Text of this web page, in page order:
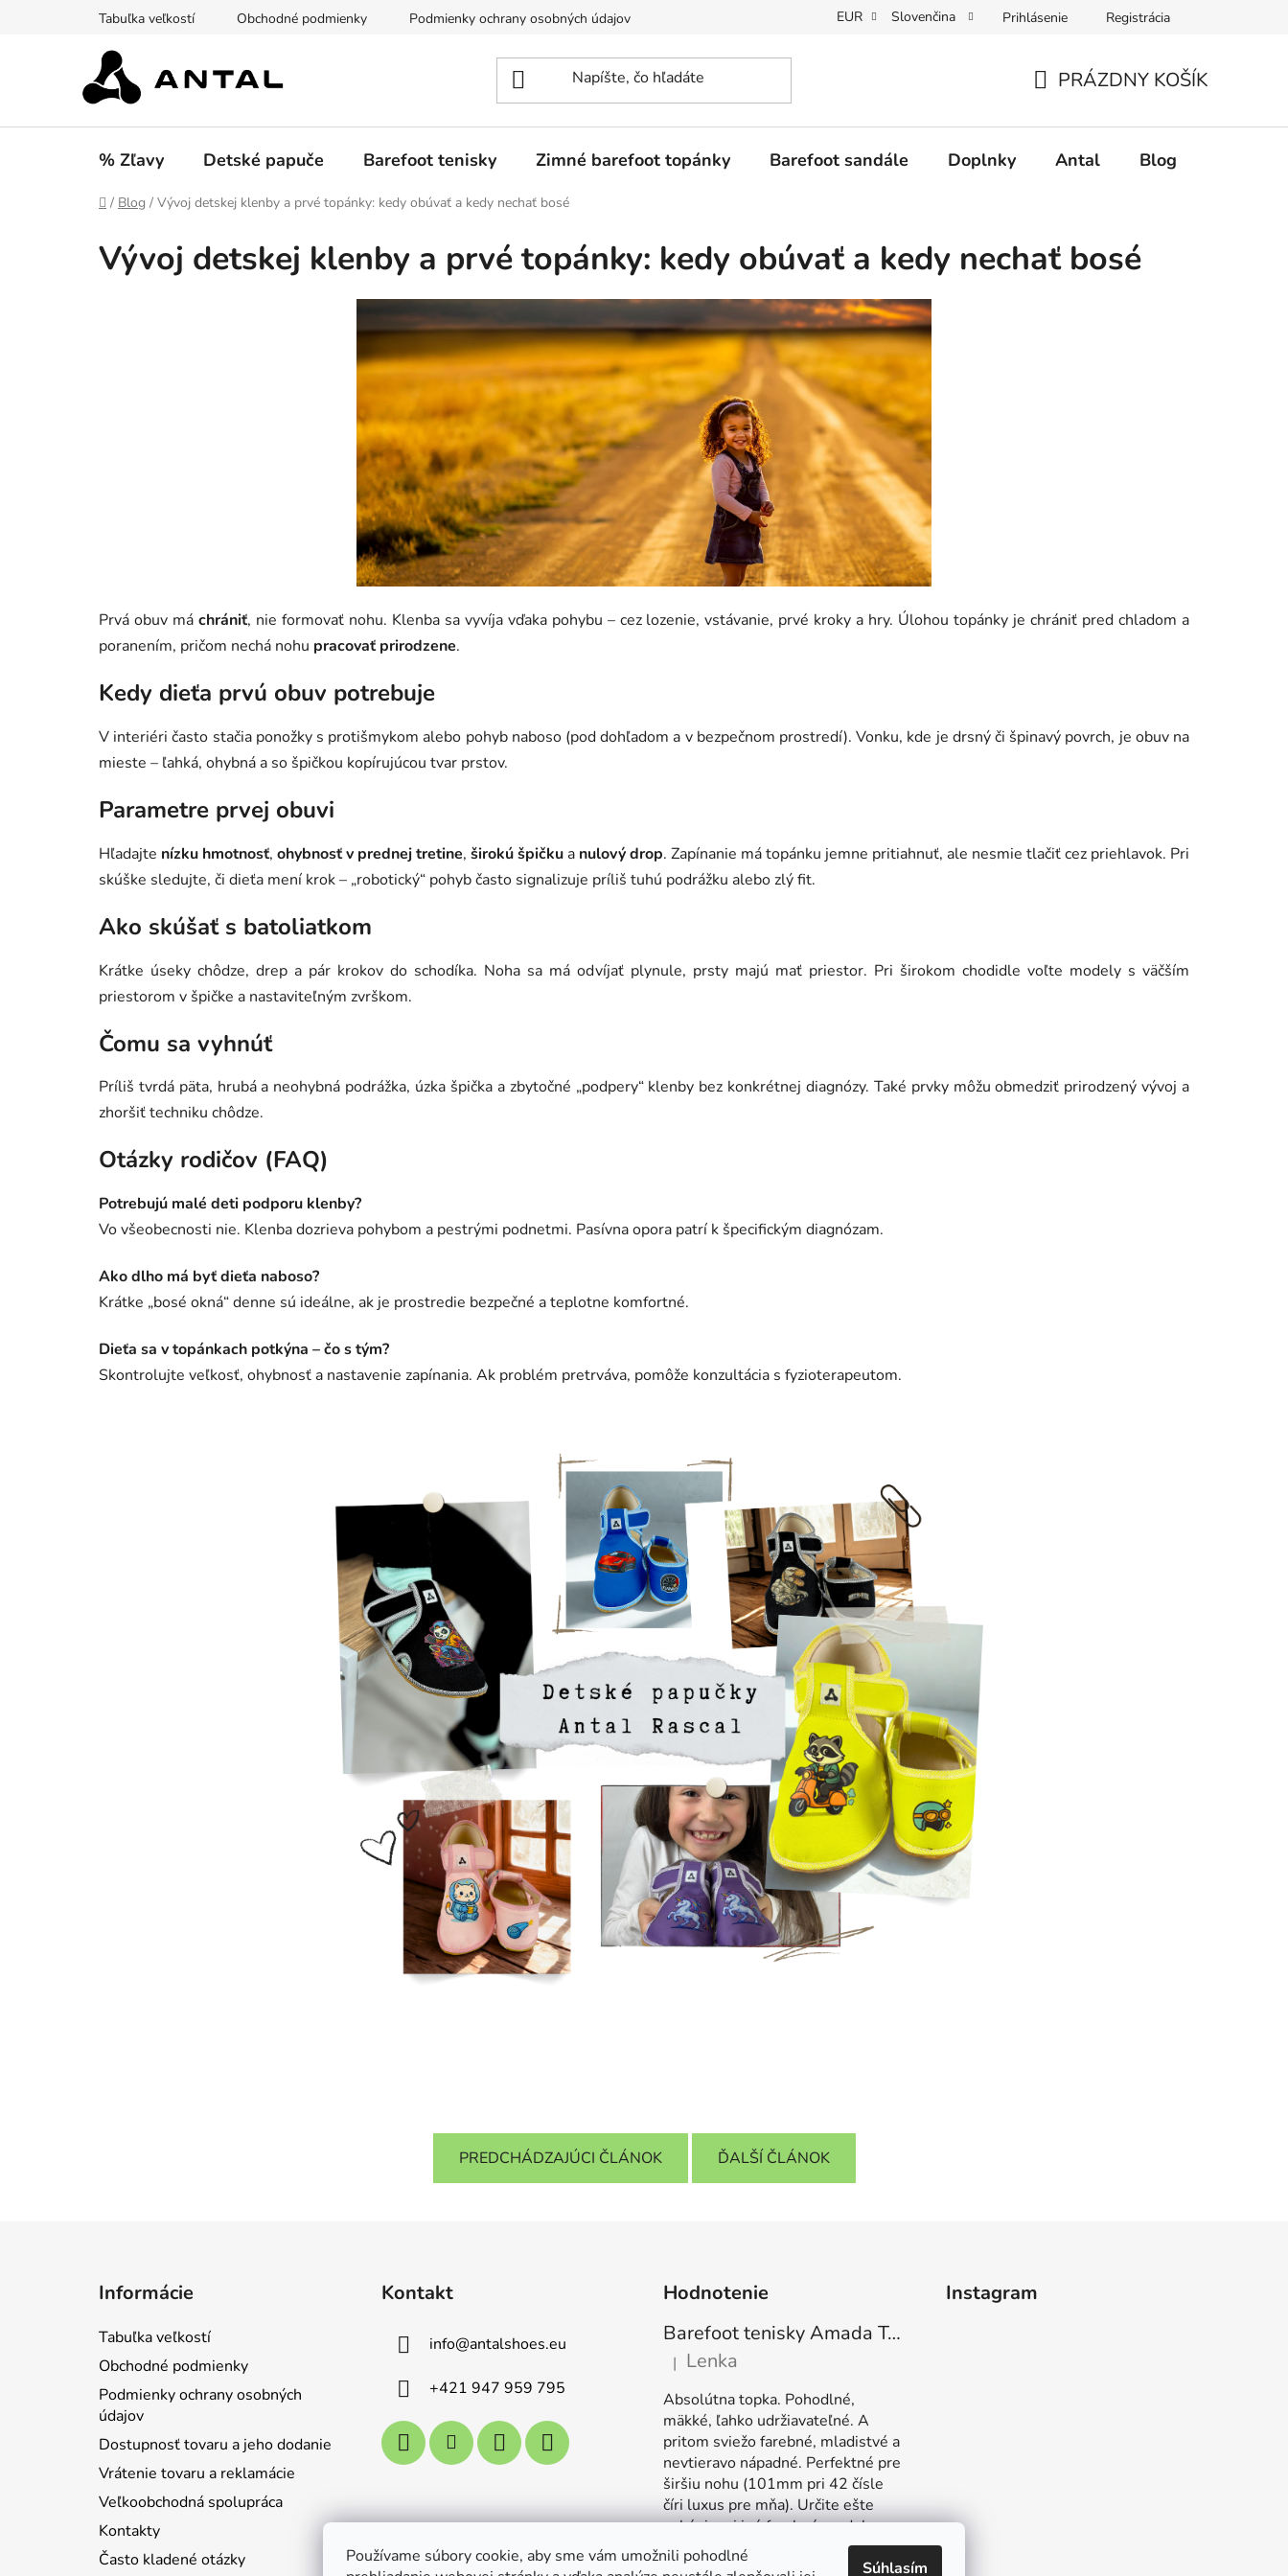
Používame súbory cookie, aby sme vám umožnili pohodlné
Súhlasím
Tabuľka veľkostí Obchodné podmienky Podmienky ochrany osobných údajov Dostupnosť tovaru a jeho dodanie Vrátenie tovaru a reklamácie Veľkoobchodná spolupráca
EUR Slovenčina Prihlásenie Registrácia
KOŠÍK
PRÁZDNY KOŠÍK
% Zľavy Detské papuče Barefoot tenisky Zimné barefoot topánky Barefoot sandále Doplnky Antal Blog
Domov
/ Blog / Vývoj detskej klenby a prvé topánky: kedy obúvať a kedy nechať bosé
Vývoj detskej klenby a prvé topánky: kedy obúvať a kedy nechať bosé
Prvá obuv má chrániť, nie formovať nohu. Klenba sa vyvíja vďaka pohybu – cez lozenie, vstávanie, prvé kroky a hry. Úlohou topánky je chrániť pred chladom a
poranením, pričom nechá nohu pracovať prirodzene.
Kedy dieťa prvú obuv potrebuje
V interiéri často stačia ponožky s protišmykom alebo pohyb naboso (pod dohľadom a v bezpečnom prostredí). Vonku, kde je drsný či špinavý povrch, je obuv na
mieste – ľahká, ohybná a so špičkou kopírujúcou tvar prstov.
Parametre prvej obuvi
Hľadajte nízku hmotnosť, ohybnosť v prednej tretine, širokú špičku a nulový drop. Zapínanie má topánku jemne pritiahnuť, ale nesmie tlačiť cez priehlavok. Pri
skúške sledujte, či dieťa mení krok – „robotický“ pohyb často signalizuje príliš tuhú podrážku alebo zlý fit.
Ako skúšať s batoliatkom
Krátke úseky chôdze, drep a pár krokov do schodíka. Noha sa má odvíjať plynule, prsty majú mať priestor. Pri širokom chodidle voľte modely s väčším
priestorom v špičke a nastaviteľným zvrškom.
Čomu sa vyhnúť
Príliš tvrdá päta, hrubá a neohybná podrážka, úzka špička a zbytočné „podpery“ klenby bez konkrétnej diagnózy. Také prvky môžu obmedziť prirodzený vývoj a
zhoršiť techniku chôdze.
Otázky rodičov (FAQ)
Potrebujú malé deti podporu klenby?
Vo všeobecnosti nie. Klenba dozrieva pohybom a pestrými podnetmi. Pasívna opora patrí k špecifickým diagnózam.
Ako dlho má byť dieťa naboso?
Krátke „bosé okná“ denne sú ideálne, ak je prostredie bezpečné a teplotne komfortné.
Dieťa sa v topánkach potkýna – čo s tým?
Skontrolujte veľkosť, ohybnosť a nastavenie zapínania. Ak problém pretrváva, pomôže konzultácia s fyzioterapeutom.
PREDCHÁDZAJÚCI ČLÁNOK ĎALŠÍ ČLÁNOK
Informácie
Tabuľka veľkostí
Obchodné podmienky
Podmienky ochrany osobných
údajov
Dostupnosť tovaru a jeho dodanie
Vrátenie tovaru a reklamácie
Veľkoobchodná spolupráca
Kontakty
Často kladené otázky
Kontakt
info@antalshoes.eu
+421 947 959 795
Hodnotenie
Barefoot tenisky Amada Tea green
Hodnotenie produktu je 5 z 5 hviezdičiek.
| Lenka
Absolútna topka. Pohodlné,
mäkké, ľahko udržiavateľné. A
pritom sviežo farebné, mladistvé a
nevtieravo nápadné. Perfektné pre
širšiu nohu (101mm pri 42 čísle
číri luxus pre mňa). Určite ešte
nakúpim aj iné farebné modely.
Instagram